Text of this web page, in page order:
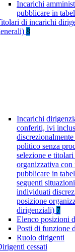
Incarichi
pubblicare in
di incarichi
8
Incarichi
conferiti, ivi
politico senza
selezione e
organizzativa
pubblicare in
seguenti
individuati
posizione
dirigenziali) 7
Elenco posizioni
Posti di funzione
Ruolo dirigenti
cessati